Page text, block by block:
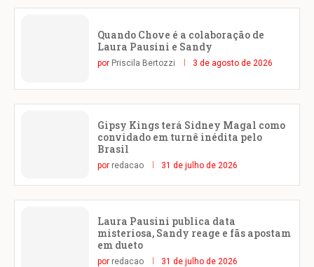
Quando Chove é a colaboração de
Laura Pausini e Sandy
por Priscila Bertozzi 3 de agosto de 2026
Gipsy Kings terá Sidney Magal como
convidado em turnê inédita pelo
Brasil
por redacao 31 de julho de 2026
Laura Pausini publica data
misteriosa, Sandy reage e fãs apostam
em dueto
por redacao 31 de julho de 2026